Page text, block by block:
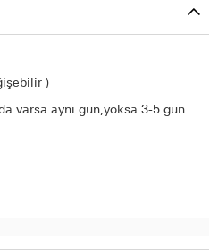
)
varsa aynı gün,yoksa 3-5 gün